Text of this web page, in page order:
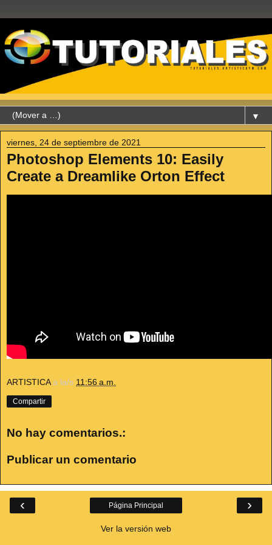
▼
viernes, 24 de septiembre de 2021
Photoshop Elements 10: Easily
Create a Dreamlike Orton Effect
ARTISTICA a la/s 11:56 a.m.
Compartir
No hay comentarios.:
Publicar un comentario
‹ ›
Página Principal
Ver la versión web